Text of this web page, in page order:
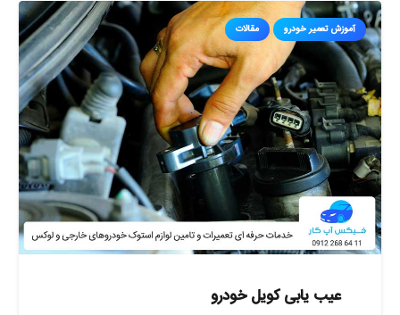
آموزش تعمیر خودرو مقالات
عیب یابی کویل خودرو